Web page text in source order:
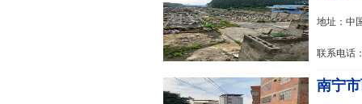
地址：中
联系电话
南宁